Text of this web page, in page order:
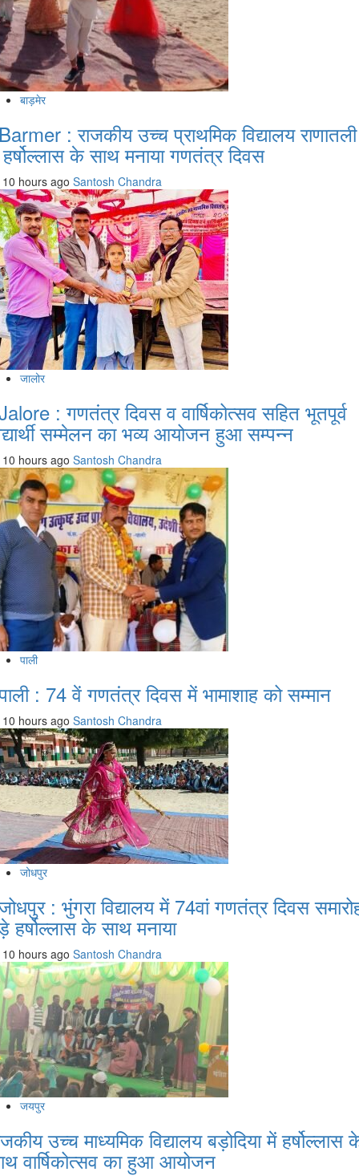
बाड़मेर
: राजकीय उच्च प्राथमिक विद्यालय राणातली
के साथ मनाया गणतंत्र दिवस
10 hours ago Santosh Chandra
जालोर
: गणतंत्र दिवस व वार्षिकोत्सव सहित भूतपूर्व
सम्मेलन का भव्य आयोजन हुआ सम्पन्न
10 hours ago Santosh Chandra
पाली
: 74 वें गणतंत्र दिवस में भामाशाह को सम्मान
10 hours ago Santosh Chandra
जोधपुर
: भुंगरा विद्यालय में 74वां गणतंत्र दिवस
हर्षोल्लास के साथ मनाया
10 hours ago Santosh Chandra
जयपुर
उच्च माध्यमिक विद्यालय बड़ोदिया में हर्षोल्लास
वार्षिकोत्सव का हुआ आयोजन